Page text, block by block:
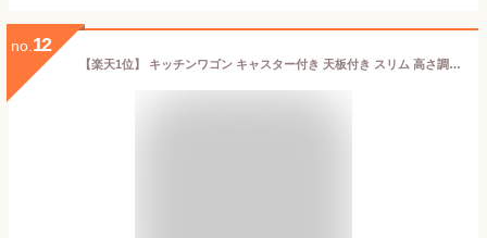
no. 12
【楽天1位】 キッチンワゴン キャスター付き 天板付き スリム 高さ調節 4段 幅70cm×奥行30cm 木目調 隙間収納 キッチンラック キッチン収納 ラック ワゴン ストッカー ワゴンラック マルチワゴン サイドラック 収納 キッチン 台所 おしゃれ 1年保証 ★[送料無料]